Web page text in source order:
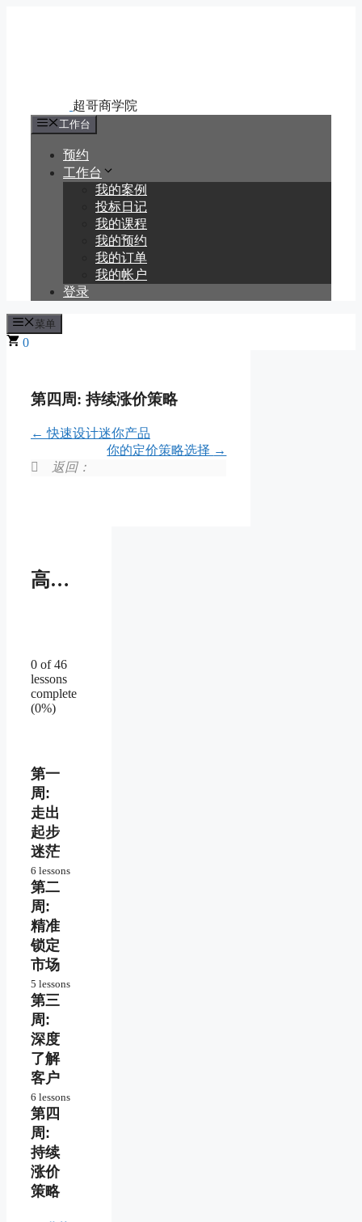
工作台
预约
工作台
我的案例
投标日记
我的课程
我的预约
我的订单
我的帐户
登录
菜单
0
第四周: 持续涨价策略
快速设计迷你产品
你的定价策略选择
返回：
高收入迷你创业系统
0 of 46
lessons
complete
(0%)
第一
周:
走出
起步
迷茫
起步
最大
障碍
持续
动力
保持
高效
如何
选择
赚钱
机会
101个
赚钱
的生
意机
会
选定
6 lessons
第二
周:
精准
锁定
市场
如何
选择
目标
市场
快速
测试
市场
潜力
搜集
信息
筛选
客户
5 lessons
第三
周:
深度
了解
客户
顶级
销售
员的
秘密
从免
费到
6 lessons
第四
周:
持续
涨价
策略